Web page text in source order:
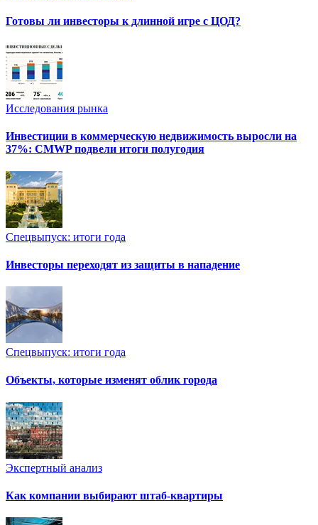
Готовы ли инвесторы к длинной игре с ЦОД?
Исследования рынка
Инвестиции в коммерческую недвижимость выросли на
37%: CMWP подвели итоги полугодия
Спецвыпуск: итоги года
Инвесторы переходят из защиты в нападение
Спецвыпуск: итоги года
Объекты, которые изменят облик города
Экспертный анализ
Как компании выбирают штаб-квартиры